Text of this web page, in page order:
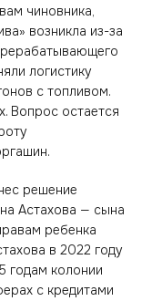
чиновника,
возникла из-за
логистику
с топливом.
Вопрос остается
решение
Астахова — сына
ребенка
в 2022 году
годам колонии
с кредитами